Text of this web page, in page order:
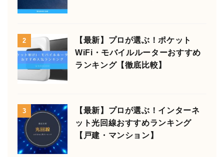
2
【最新】プロが選ぶ！ポケット
WiFi・モバイルルーターおすすめ
ランキング【徹底比較】
3
【最新】プロが選ぶ！インターネ
ット光回線おすすめランキング
【戸建・マンション】